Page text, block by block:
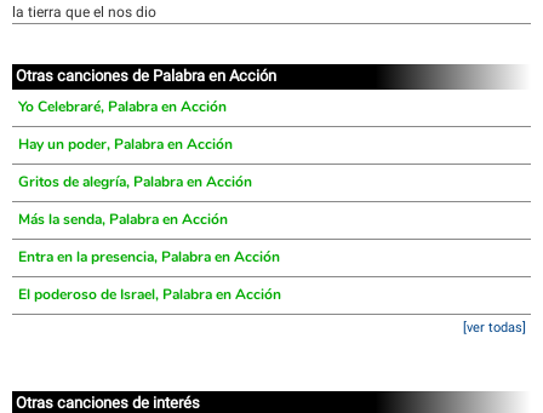
la tierra que el nos dio
Otras canciones de Palabra en Acción
Yo Celebraré, Palabra en Acción
Hay un poder, Palabra en Acción
Gritos de alegría, Palabra en Acción
Más la senda, Palabra en Acción
Entra en la presencia, Palabra en Acción
El poderoso de Israel, Palabra en Acción
[ver todas]
Otras canciones de interés